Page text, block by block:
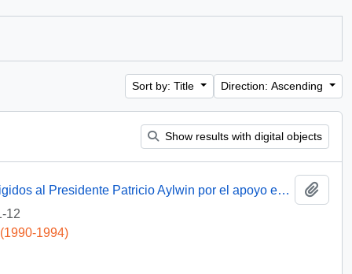
Sort by: Title Direction: Ascending
Show results with digital objects
[Agradecimientos del Obispo de Talca dirigidos al Presidente Patricio Aylwin por el apoyo en la reconstrucción de la Iglesia Matriz de Curicó]
12
1994)